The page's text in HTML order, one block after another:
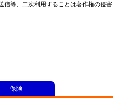
信等、二次利用することは著作権の侵害
保険